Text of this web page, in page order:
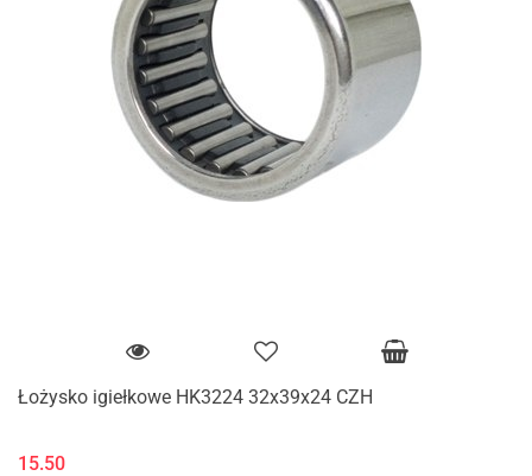
Łożysko igiełkowe HK3224 32x39x24 CZH
15.50